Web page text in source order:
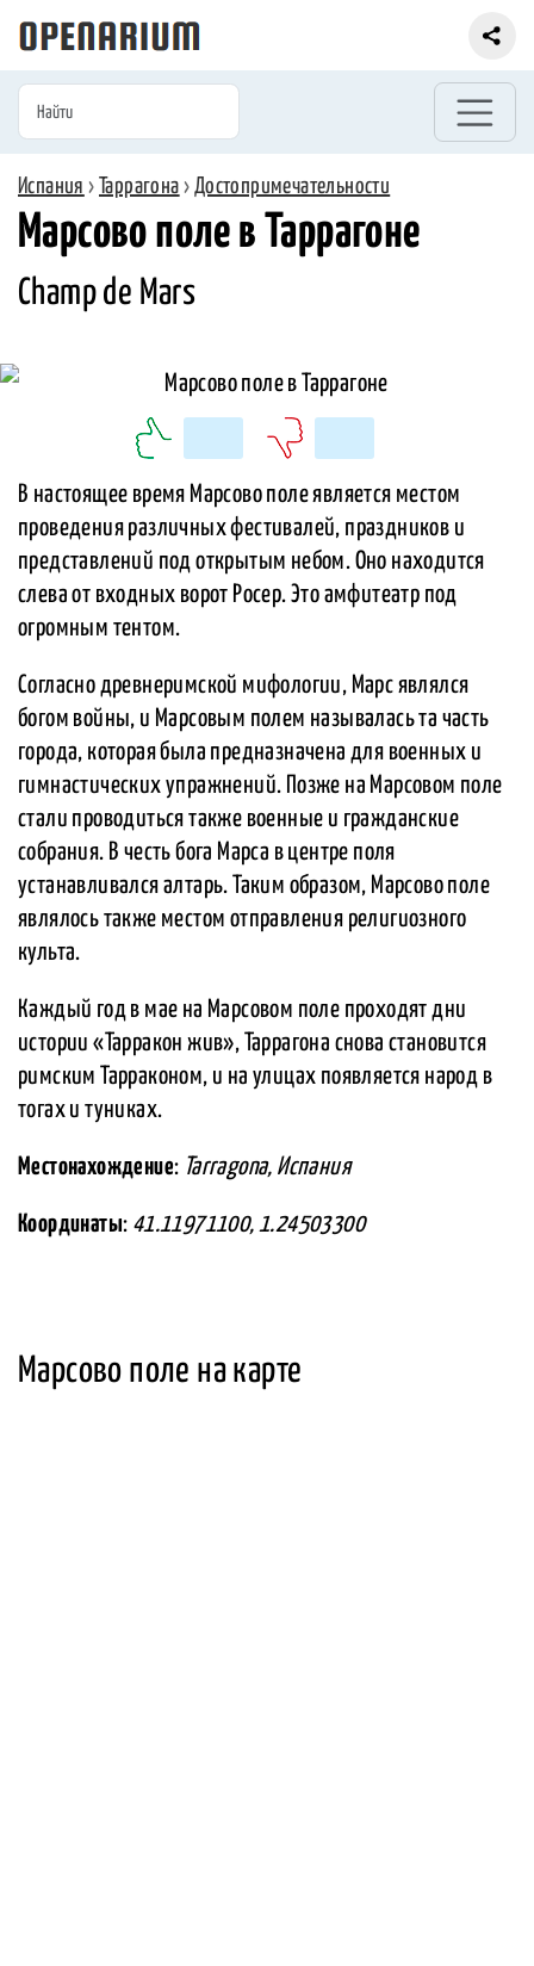
Испания ›Таррагона › Достопримечательности
Марсово поле в Таррагоне
Champ de Mars
В настоящее время Марсово поле является местом
проведения различных фестивалей, праздников и
представлений под открытым небом. Оно находится
слева от входных ворот Росер. Это амфитеатр под
огромным тентом.
Согласно древнеримской мифологии, Марс являлся
богом войны, и Марсовым полем называлась та часть
города, которая была предназначена для военных и
гимнастических упражнений. Позже на Марсовом поле
стали проводиться также военные и гражданские
собрания. В честь бога Марса в центре поля
устанавливался алтарь. Таким образом, Марсово поле
являлось также местом отправления религиозного
культа.
Каждый год в мае на Марсовом поле проходят дни
истории «Тарракон жив», Таррагона снова становится
римским Тарраконом, и на улицах появляется народ в
тогах и туниках.
Местонахождение: Tarragona, Испания
Координаты: 41.11971100, 1.24503300
Марсово поле на карте